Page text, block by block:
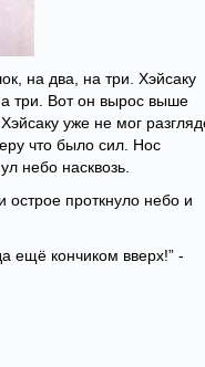
на два, на три. Хэйсаку
три. Вот он вырос выше
уже не мог
что было сил. Нос
небо насквозь.
острое проткнуло небо и
ещё кончиком вверх!” -